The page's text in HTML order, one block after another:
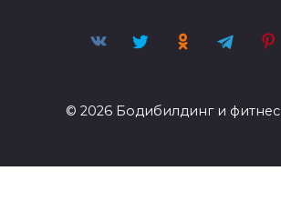
© 2026 Бодибилдинг и фитнес